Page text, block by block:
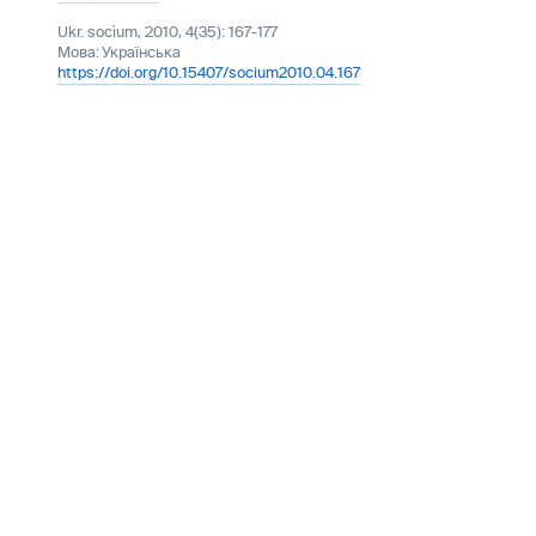
Ukr. socìum, 2010, 4(35): 167-177
Мова:Українська
https://doi.org/10.15407/socium2010.04.167